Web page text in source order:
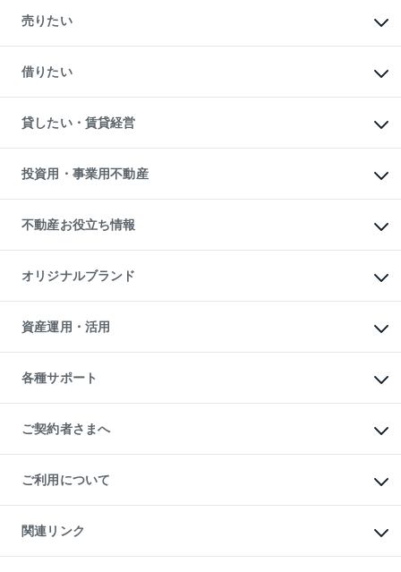
新築・分譲マンションの購入
中古マンションの購入
一戸建ての購入
中古一戸建ての購入
不動産購入の流れ
注目キーワード物件特集
購入ガイド
English 繁体中文簡体中文
売りたい
一戸建ての売却・査定
土地の売却・査定
スピードAI査定
不動産査定について
不動産売却の流れ
不動産買換えの流れ
売却ガイド
借りたい
オフィス・店舗の賃貸
借りるときの流れ
借りるガイド
貸したい・賃貸経営
マンション賃料データ
賃貸管理プラン
リロケーションについて
貸すガイド
投資用・事業用不動産
事業用不動産
マンション投資
投資用マンション
アパート経営
収益物件
ビル購入（ビル一棟）
投資用不動産の売却査定
事業用不動産の売却査定
不動産お役立ち情報
マンションライブラリー
人気マンションランキング
暮らしに役立つ不動産メディア
不動産相場・不動産価格情報
不動産コラム・ニュース
不動産用語集
不動産なんでもネット相談室
住まいの税金
オリジナルブランド
一棟リノベーションマンション
L`GENTE（ルジェンテ）
区分リノベーションマンション
投資用一棟レジデンスWELL
不動産小口投資
LEGACIA（レガシア）
資産運用・活用
不動産M&A
アセットマネジメント・出資
各種サポート
相続サポート
リフォームサポート
ご契約者さまへ
ご紹介・再契約特典
入居者様専用-各種ご案内（賃貸）
東急こすもす会「こすもすWeb」
ご利用について
金融商品取引について
東急リバブル ソーシャルメディアポリシー
ご意見・お問い合わせ（金融商品取引専用の相談・お問い合わせ窓口）
関連リンク